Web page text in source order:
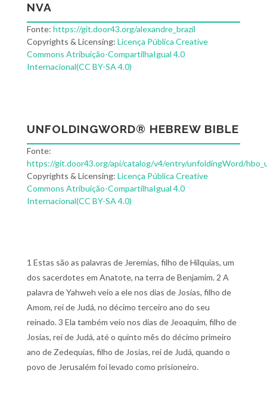
NVA
Fonte: https://git.door43.org/alexandre_brazil
Copyrights & Licensing: Licença Pública Creative
Commons Atribuição-CompartilhaIgual 4.0
Internacional(CC BY-SA 4.0)
UNFOLDINGWORD® HEBREW BIBLE
Fonte:
https://git.door43.org/api/catalog/v4/entry/unfoldingWord/
Copyrights & Licensing: Licença Pública Creative
Commons Atribuição-CompartilhaIgual 4.0
Internacional(CC BY-SA 4.0)
1 Estas são as palavras de Jeremias, filho de Hilquias, um
dos sacerdotes em Anatote, na terra de Benjamim. 2 A
palavra de Yahweh veio a ele nos dias de Josias, filho de
Amom, rei de Judá, no décimo terceiro ano do seu
reinado. 3 Ela também veio nos dias de Jeoaquim, filho de
Josias, rei de Judá, até o quinto mês do décimo primeiro
ano de Zedequias, filho de Josias, rei de Judá, quando o
povo de Jerusalém foi levado como prisioneiro.